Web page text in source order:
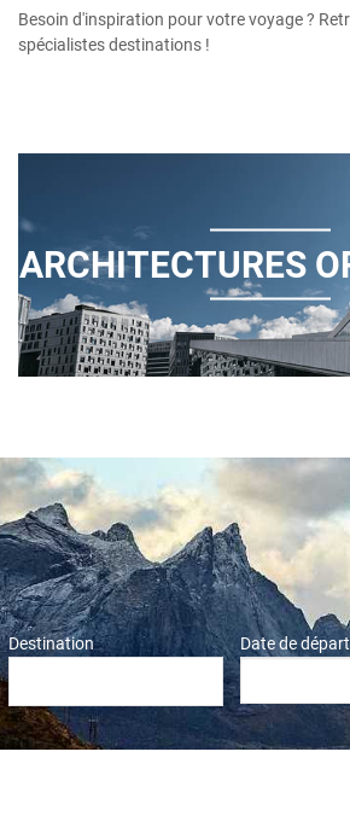
Besoin d'inspiration pour votre voyage ?
spécialistes destinations !
ARCHITECTURES
Destination Date de départ